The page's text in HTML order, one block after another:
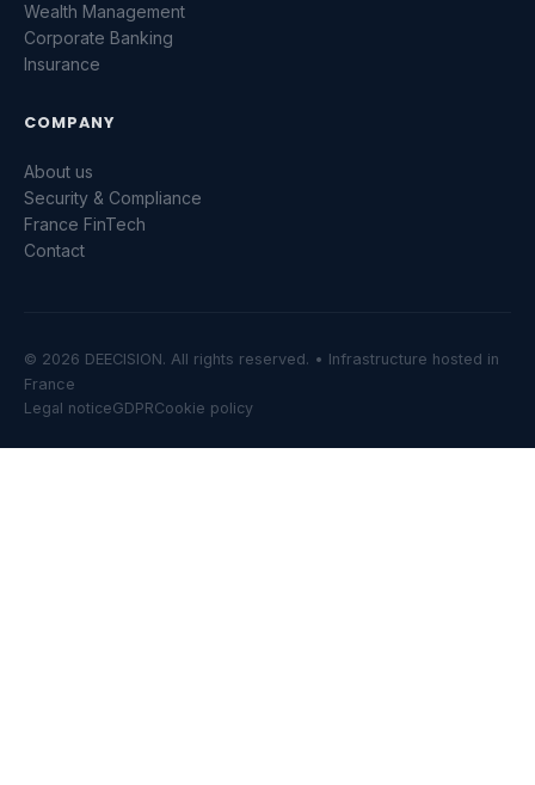
Wealth Management
Corporate Banking
Insurance
COMPANY
About us
Security & Compliance
France FinTech
Contact
© 2026 DEECISION. All rights reserved. • Infrastructure hosted in
France
Legal noticeGDPRCookie policy